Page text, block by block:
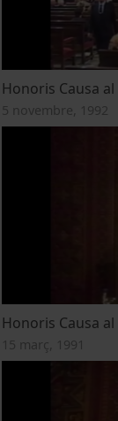
Honoris Causa
5 novembre, 1992
Honoris Causa
15 març, 1991